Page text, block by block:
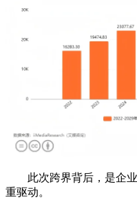
此次跨界背后，是企业
重驱动。